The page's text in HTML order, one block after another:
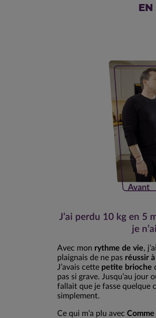
J’ai perdu 10 kg en 5
je
Avec mon rythme de vie,
plaignais de ne pas réussir
J’avais cette petite brioche
pas si grave. Jusqu’au jour
fallait que je fasse quelque
simplement.
Ce qui m’a plu avec Comme